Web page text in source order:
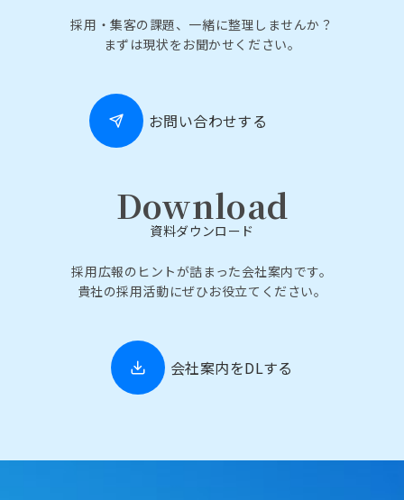
採用・集客の課題、一緒に整理しませんか？
まずは現状をお聞かせください。
お問い合わせする
Download
資料ダウンロード
採用広報のヒントが詰まった会社案内です。
貴社の採用活動にぜひお役立てください。
会社案内をDLする